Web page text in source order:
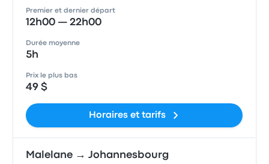
Premier et dernier départ
12h00 — 22h00
Durée moyenne
5h
Prix le plus bas
49 $
Horaires et tarifs
Malelane → Johannesbourg